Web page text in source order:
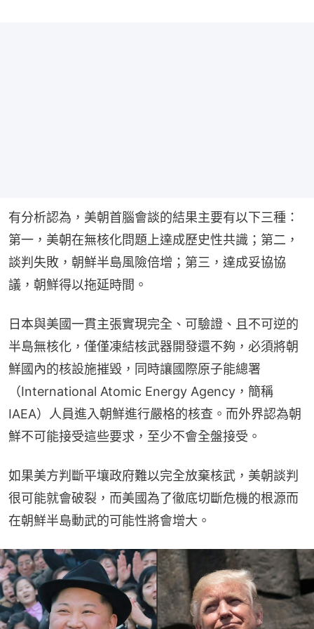
有分析認為，美朝首腦會談的結果主要有以下三種：
第一，美朝在無核化問題上達成歷史性共識；第二，
談判失敗，朝鮮半島風險倍增；第三，達成妥協協
議，朝鮮得以拖延時間。
日本與美國一貫主張實現完全、可驗證、且不可逆的
半島無核化，僅僅凍結核武器開發還不夠，必須將朝
鮮國內的核設施摧毀，同時讓國際原子能總署
（International Atomic Energy Agency，簡稱
IAEA）人員進入朝鮮進行嚴格的核查。而外界認為朝
鮮不可能接受這些要求，至少不會全盤接受。
如果美方判斷平壤政府難以完全放棄核武，美朝談判
很可能就會破裂，而美國為了徹底切斷危機的根源而
在朝鮮半島動武的可能性將會增大。